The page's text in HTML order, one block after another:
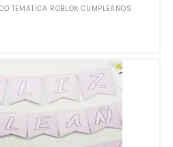
TEMATICA ROBLOX CUMPLEAÑOS